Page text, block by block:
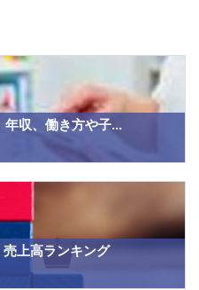
年収、働き方や子...
上高ランキング